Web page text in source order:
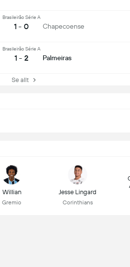
Brasileirão Série A
1 - 0 Chapecoense
Brasileirão Série A
1 - 2 Palmeiras
Se allt
Willian
Gremio
Jesse Lingard
Corinthians